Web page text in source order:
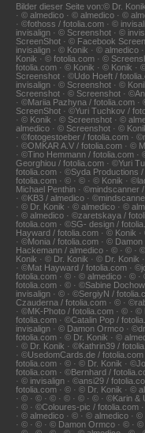
Bilder dieser Seite von:© Dr.
· © almedico · © almedico · ©
· ©fothoss / fotolia.com · ©
invisalign · © Screenshot · ©
ScreenShot · © Facebook
invisalign · © Konik · © almedico
Konik · © fotolia.com · ©
fotolia.com · © Konik · © Konik ·
Screenshot · ©Udo Hoeft /
invisalign · © Screenshot · ©
Screenshot · © Screenshot ·
· ©Mariia Pazhyna / fotolia.com
ScreenShot · ©Yuri Tuchkov /
· © Konik · © Screenshot · ©
almedico · © Screenshot · ©
· ©fotogestoeber / fotolia.com ·
· ©OMKAR A.V / fotolia.com · ©
· ©Tino Hemmann / fotolia.com
Georghiou / fotolia.com · ©Yuri
fotolia.com · ©Syda Productions
fotolia.com · © · © · © Konik ·
Michael Penthin · ©mindscanner
· ©KB3 / almedico ·
· © Dr. Konik · © almedico · ©
· © almedico · ©zaretskaya /
fotolia.com · ©SG- design /
Hayward / fotolia.com · © Konik
· ©Monia / fotolia.com · ©
Hackemann / almedico · © · © ·
Konik · © Dr. Konik · © Dr.
· ©Mat Hayward / fotolia.com ·
fotolia.com · © · © almedico · ©
fotolia.com · © · ©Sabine
invisalign · © · ©SergiyN /
Czauderna / fotolia.com · © ·
· ©MK-Photo / fotolia.com · © ·
fotolia.com · ©Catalin Pop /
invisalign · © Damon Ormco ·
fotolia.com · © Dr. Konik · ©
· © Dr. Konik · ©Kathrin39 /
· ©UsedomCards.de /
fotolia.com · © · © Dr. Konik ·
fotolia.com · ©Bernhard /
· © invisalign · ©ansi29 /
fotolia.com · © · © Dr. Konik · ©
· © · © · © · © · © · © · ©Karin &
· © · ©Coloures-pic / fotolia.com
· © almedico · © · © almedico ·
· © · © · © Damon Ormco · © ·